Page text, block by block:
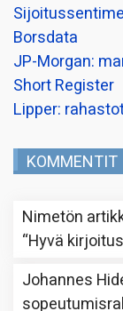
Borsdata
JP-Morgan:
Short Register
Lipper:
KOMMENTIT
Nimetön
“Hyvä kirjoitus
Johannes